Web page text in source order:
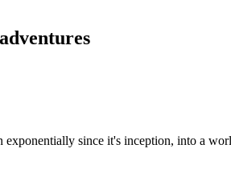
exponentially since it's inception, into a